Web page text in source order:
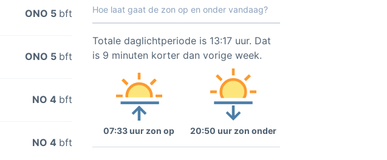
ONO 5 bft
ONO 5 bft
NO 4 bft
NO 4 bft
Hoe laat gaat de zon op en onder vandaag?
Totale daglichtperiode is 13:17 uur. Dat
is 9 minuten korter dan vorige week.
07:33 uur zon op 20:50 uur zon onder